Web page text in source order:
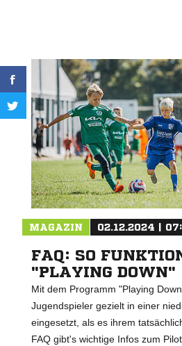
MAGAZIN 02.12.2024 |
FAQ: SO
"PLAYING DOWN"
Mit dem Programm "Playing
Jugendspieler gezielt in einer
eingesetzt, als es ihrem
FAQ gibt's wichtige Infos zum